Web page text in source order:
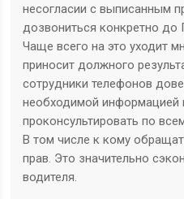
несогласии с выписанным
дозвониться конкретно
Чаще всего на это уходит
приносит должного
сотрудники телефонов
необходимой информацией
проконсультировать по
В том числе к кому
прав. Это значительно
водителя.